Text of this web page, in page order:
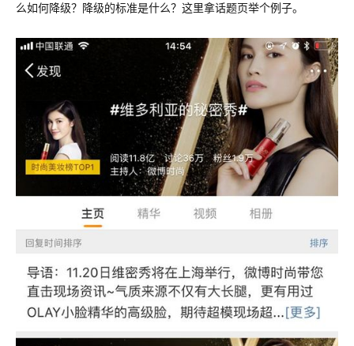
么如何降级？降级的标准是什么？这里拿话题页举个例子。